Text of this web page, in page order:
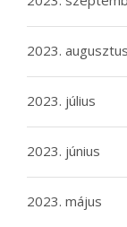
2023. augusztus
2023. július
2023. június
2023. május